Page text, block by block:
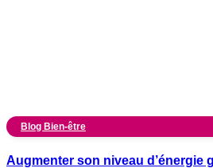
Blog Bien-être
Augmenter son niveau d’énergie